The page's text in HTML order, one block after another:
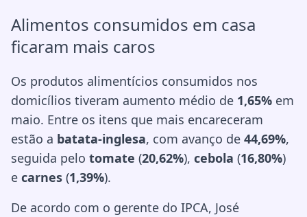
Alimentos consumidos em casa
ficaram mais caros
Os produtos alimentícios consumidos nos
domicílios tiveram aumento médio de 1,65% em
maio. Entre os itens que mais encareceram
estão a batata-inglesa, com avanço de 44,69%,
seguida pelo tomate (20,62%), cebola (16,80%)
e carnes (1,39%).
De acordo com o gerente do IPCA, José